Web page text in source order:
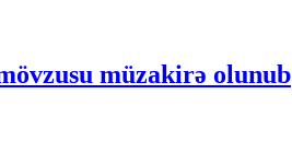
müzakirə olunub